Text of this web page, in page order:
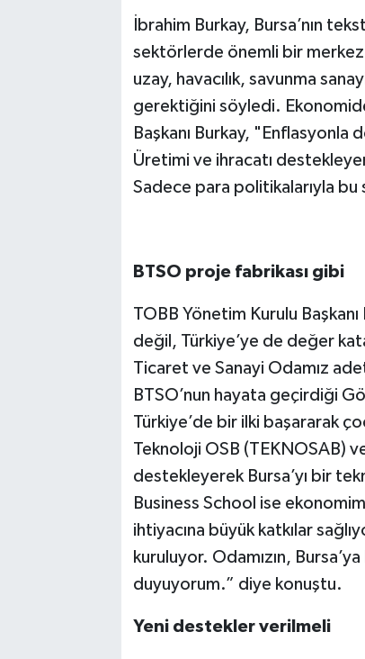
İbrahim Burkay, Bursa’nın
sektörlerde önemli bir
uzay, havacılık, savunma
gerektiğini söyledi.
Başkanı Burkay, "Enflasyonla
Üretimi ve ihracatı
Sadece para politikalarıyla
BTSO proje fabrikası gibi
TOBB Yönetim Kurulu
değil, Türkiye’ye de değer
Ticaret ve Sanayi Odamız
BTSO’nun hayata geçirdiği
Türkiye’de bir ilki başararak
Teknoloji OSB (TEKNOSAB)
destekleyerek Bursa’yı bir
Business School ise
ihtiyacına büyük katkılar
kuruluyor. Odamızın,
duyuyorum.” diye konuştu.
Yeni destekler verilmeli